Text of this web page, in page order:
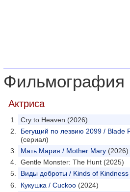
Фильмография
Актриса
Cry to Heaven (2026)
Бегущий по лезвию 2099 / Blade
(сериал)
Мать Мария / Mother Mary (2026)
Gentle Monster: The Hunt (2025)
Виды доброты / Kinds of Kindness
Кукушка / Cuckoo (2024)